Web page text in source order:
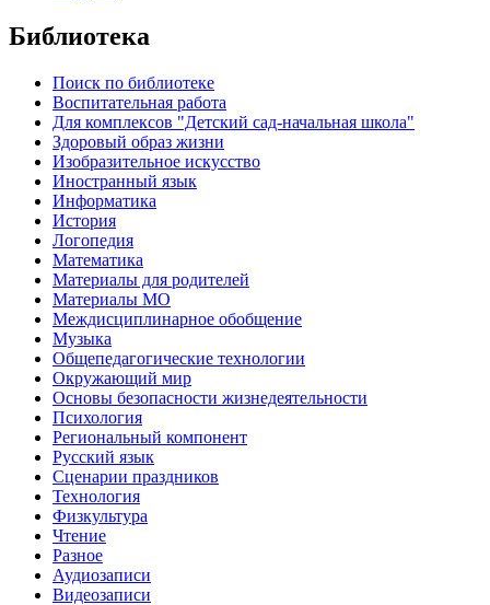
Библиотека
Поиск по библиотеке
Воспитательная работа
Для комплексов "Детский сад-начальная школа"
Здоровый образ жизни
Изобразительное искусство
Иностранный язык
Информатика
История
Логопедия
Математика
Материалы для родителей
Материалы МО
Междисциплинарное обобщение
Музыка
Общепедагогические технологии
Окружающий мир
Основы безопасности жизнедеятельности
Психология
Региональный компонент
Русский язык
Сценарии праздников
Технология
Физкультура
Чтение
Разное
Аудиозаписи
Видеозаписи